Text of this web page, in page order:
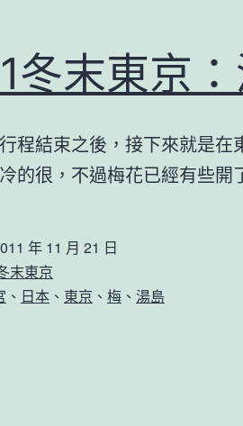
冬末東京
程結束之後，接下來就是
的很，不過梅花已經有些
年 11 月 21 日
末東京
、 日本 、 東京 、 梅 、 湯島